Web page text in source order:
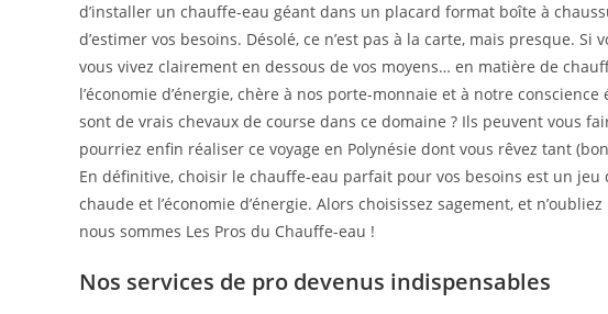
d’installer un chauffe-eau géant dans un placard format boîte à
d’estimer vos besoins. Désolé, ce n’est pas à la carte, mais presque. Si
vous vivez clairement en dessous de vos moyens… en matière de
l’économie d’énergie, chère à nos porte-monnaie et à notre
sont de vrais chevaux de course dans ce domaine ? Ils peuvent vous
pourriez enfin réaliser ce voyage en Polynésie dont vous rêvez tant
En définitive, choisir le chauffe-eau parfait pour vos besoins est un jeu
chaude et l’économie d’énergie. Alors choisissez sagement, et
nous sommes Les Pros du Chauffe-eau !
Nos services de pro devenus indispensables